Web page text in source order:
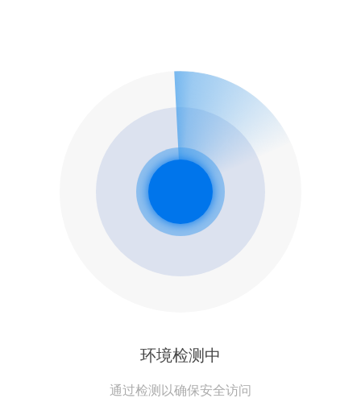
环境检测中
通过检测以确保安全访问